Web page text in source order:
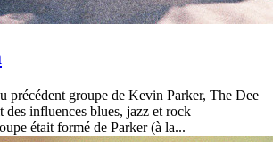
précédent groupe de Kevin Parker, The Dee
influences blues, jazz et rock
était formé de Parker (à la...